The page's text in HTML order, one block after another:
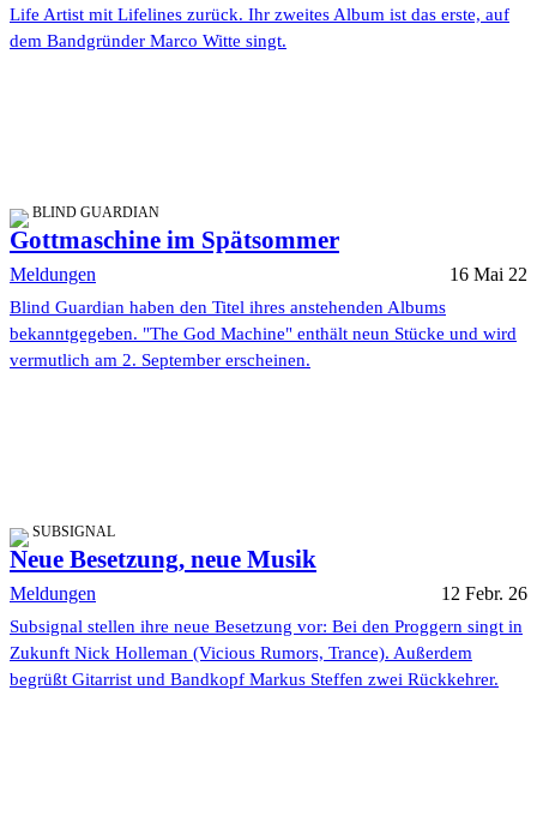
Life Artist mit Lifelines zurück. Ihr zweites Album ist das erste, auf
dem Bandgründer Marco Witte singt.
BLIND GUARDIAN
Gottmaschine im Spätsommer
Meldungen 16 Mai 22
Blind Guardian haben den Titel ihres anstehenden Albums
bekanntgegeben. "The God Machine" enthält neun Stücke und wird
vermutlich am 2. September erscheinen.
SUBSIGNAL
Neue Besetzung, neue Musik
Meldungen 12 Febr. 26
Subsignal stellen ihre neue Besetzung vor: Bei den Proggern singt in
Zukunft Nick Holleman (Vicious Rumors, Trance). Außerdem
begrüßt Gitarrist und Bandkopf Markus Steffen zwei Rückkehrer.